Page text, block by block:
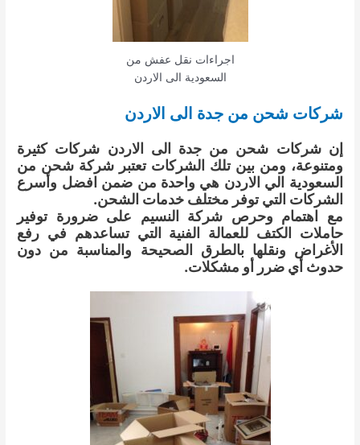
اجراءات نقل عفش من
السعودية الى الاردن
شركات شحن من جدة الى الاردن
إن شركات شحن من جدة الى الاردن شركات كثيرة
ومتنوعة، ومن بين تلك الشركات تعتبر شركة شحن من
السعودية الي الاردن هي واحدة من ضمن افضل وأسرع
الشركات التي توفر مختلف خدمات الشحن.
مع اهتمام وحرص شركة النسيم على ضرورة توفير
حاملات الكتف للعمالة الفنية التي تساعدهم في رفع
الأغراض ونقلها بالطرق الصحيحة والمناسبة من دون
حدوث أي ضرر أو مشكلات.